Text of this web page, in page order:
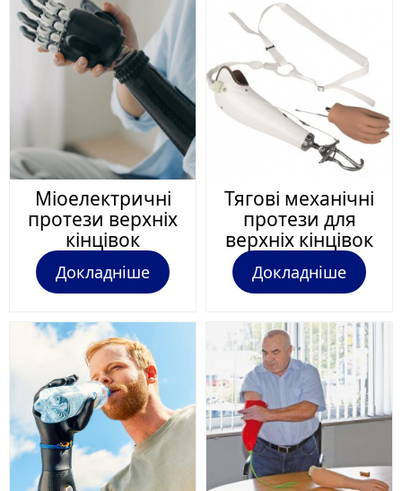
Міоелектричні
протези верхніх
кінцівок
Докладніше
Тягові механічні
протези для
верхніх кінцівок
Докладніше